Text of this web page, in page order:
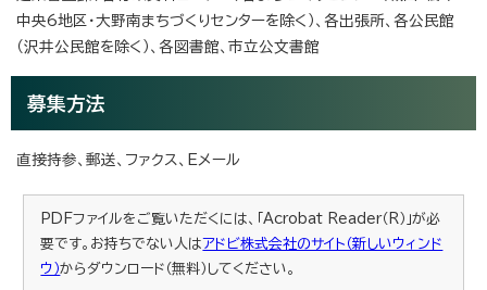
中央6地区・大野南まちづくりセンターを除く）、各出張所、各公民館
（沢井公民館を除く）、各図書館、市立公文書館
募集方法
直接持参、郵送、ファクス、Eメール
PDFファイルをご覧いただくには、「Acrobat Reader（R）」が必
要です。お持ちでない人はアドビ株式会社のサイト（新しいウィンド
ウ）からダウンロード（無料）してください。